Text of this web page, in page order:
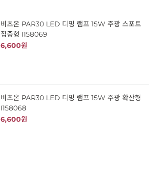
비츠온 PAR30 LED 디밍 램프 15W 주광 스포트
집중형 I158069
6,600원
비츠온 PAR30 LED 디밍 램프 15W 주광 확산형
I158068
6,600원